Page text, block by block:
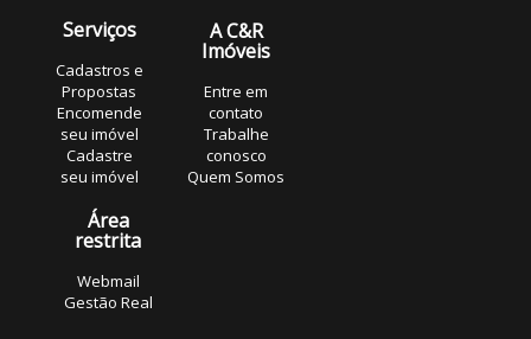
Serviços
Cadastros e
Propostas
Encomende
seu imóvel
Cadastre
seu imóvel
A C&R
Imóveis
Entre em
contato
Trabalhe
conosco
Quem Somos
Área
restrita
Webmail
Gestão Real